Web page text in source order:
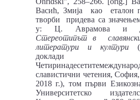
Васић, Змија као еталон
творби придева са
у: Ц. Аврамова и
Стереотипът в
литератури и култури
славистични четения,
2018 г.), том първи
Университетско